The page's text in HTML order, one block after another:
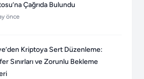
Çağrıda Bulundu
önce
Kriptoya Sert Düzenleme:
Sınırları ve Zorunlu Bekleme